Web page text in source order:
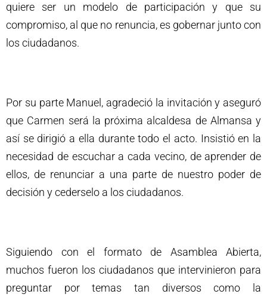
quiere ser un modelo de participación y que su
compromiso, al que no renuncia, es gobernar junto con
los ciudadanos.
Por su parte Manuel, agradeció la invitación y aseguró
que Carmen será la próxima alcaldesa de Almansa y
así se dirigió a ella durante todo el acto. Insistió en la
necesidad de escuchar a cada vecino, de aprender de
ellos, de renunciar a una parte de nuestro poder de
decisión y cederselo a los ciudadanos.
Siguiendo con el formato de Asamblea Abierta,
muchos fueron los ciudadanos que intervinieron para
preguntar por temas tan diversos como la